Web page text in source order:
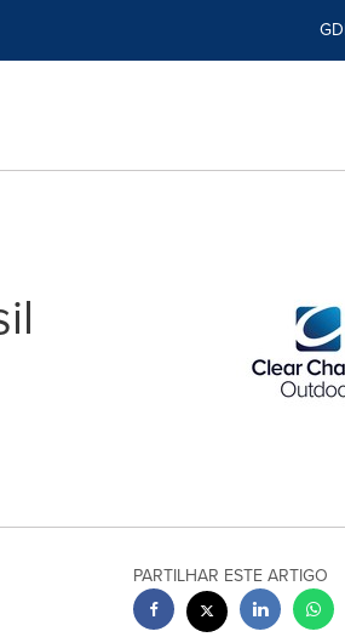
PARTILHAR ESTE ARTIGO